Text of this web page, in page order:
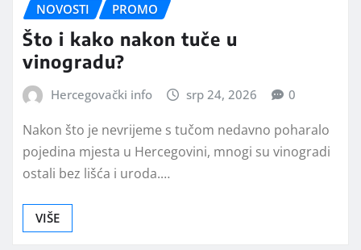
NOVOSTI PROMO
Što i kako nakon tuče u
vinogradu?
Hercegovački info srp 24, 2026 0
Nakon što je nevrijeme s tučom nedavno poharalo
pojedina mjesta u Hercegovini, mnogi su vinogradi
ostali bez lišća i uroda.…
VIŠE